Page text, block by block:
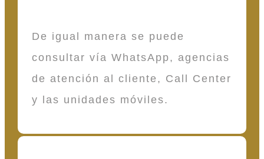
De igual manera se puede
consultar vía WhatsApp, agencias
de atención al cliente, Call Center
y las unidades móviles.